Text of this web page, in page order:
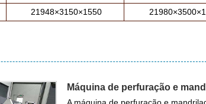
21948×3150×1550
Máquina de perfuração e